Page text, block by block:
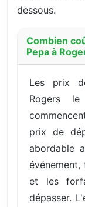
dessous.
Combien
Pepa à
Les prix
Rogers
prix de
abordable
et les
dépasser.